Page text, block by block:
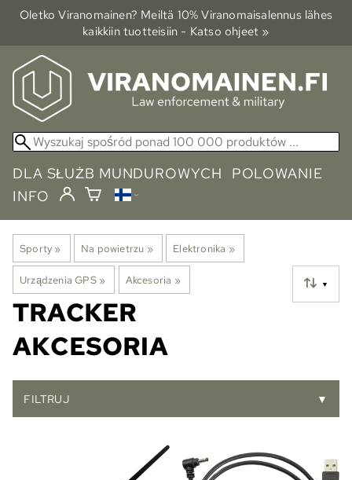
Oletko Viranomainen? Meiltä 10% Viranomais­alennus lähes
kaikkiin tuotteisiin - Katso ohjeet »
DLA SŁUŻB MUNDUROWYCH
POLOWANIE
INFO
Sporty ‪» Na powietrzu ‪» Elektronika ‪»
Urządzenia GPS ‪» Akcesoria ‪» ▼
TRACKER
AKCESORIA
FILTRUJ ▼